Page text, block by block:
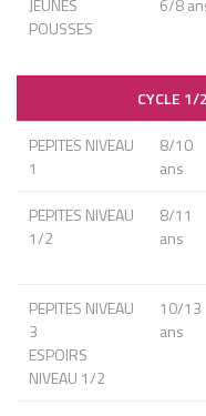
JEUNES
POUSSES
6/8
CYCLE 1/
PEPITES NIVEAU
1
8/10
ans
PEPITES NIVEAU
1/2
8/11
ans
PEPITES NIVEAU
3
ESPOIRS
NIVEAU 1/2
10/13
ans